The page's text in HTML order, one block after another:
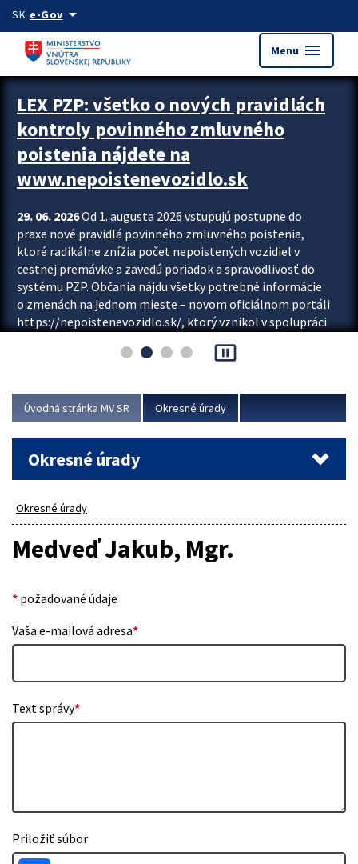
Preskocit na hlavný obsah
SK e-Govarrow_drop_down
Menu menu
Zastavit automatický posun upútavok
LEX PZP: všetko o nových pravidlách
kontroly povinného zmluvného
poistenia nájdete na
www.nepoistenevozidlo.sk
29. 06. 2026Od 1. augusta 2026 vstupujú postupne do
praxe nové pravidlá povinného zmluvného poistenia,
ktoré radikálne znížia počet nepoistených vozidiel v
cestnej premávke a zavedú poriadok a spravodlivosť do
systému PZP. Občania nájdu všetky potrebné informácie
o zmenách na jednom mieste – novom oficiálnom portáli
https://nepoistenevozidlo.sk/, ktorý vznikol v spolupráci
asociácie poisťovní (SLASPO) a Ministerstva vnútra SR.
Viac
pause_presentation
Úvodná stránka MV SR Okresné úrady
Okresné úrady
Okresné úrady
Medveď Jakub, Mgr.
* požadované údaje
Vaša e-mailová adresa*
Text správy*
Priložiť súbor